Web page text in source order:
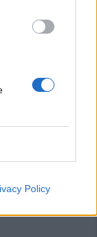
Policy
messaggi inclusi nei
lettori che
I commenti
in automatico dal